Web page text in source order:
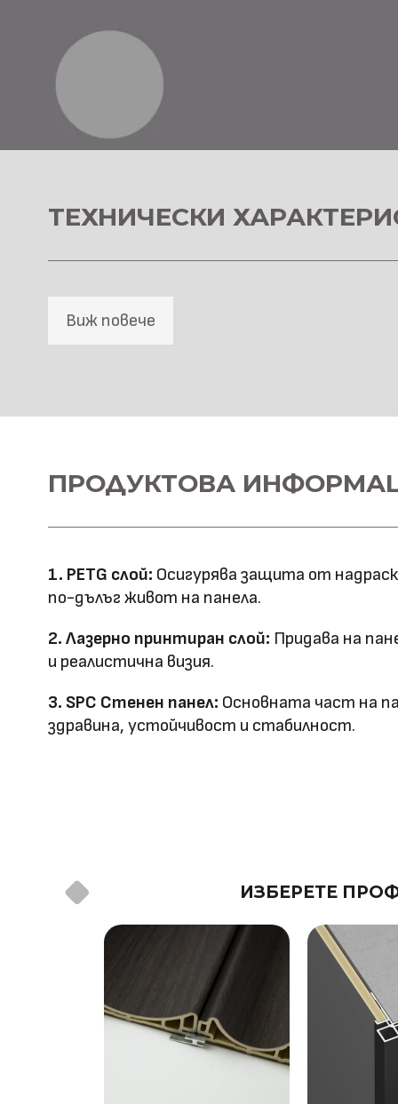
ТЕХНИЧЕСКИ
Виж повече
напречно сечение
SPC+PETG
Дебелина: 5
технология
Лазерно принтиране
Оценка за
ефективност
Метод на
снаждане
Фрезовано снаждане /
ПРОДУКТОВА
1. PETG слой: Осигурява защита от
по-дълъг живот на панела.
2. Лазерно принтиран слой: Придава на
и реалистична визия.
3. SPC Стенен панел: Основната част на
здравина, устойчивост и стабилност.
ИЗБЕРЕТЕ